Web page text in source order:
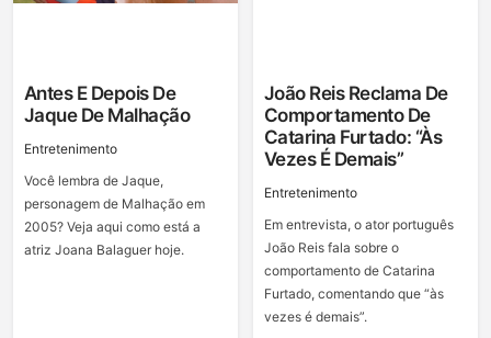
Antes E Depois De
Jaque De Malhação
Entretenimento
Você lembra de Jaque,
personagem de Malhação em
2005? Veja aqui como está a
atriz Joana Balaguer hoje.
João Reis Reclama De
Comportamento De
Catarina Furtado: “Às
Vezes É Demais”
Entretenimento
Em entrevista, o ator português
João Reis fala sobre o
comportamento de Catarina
Furtado, comentando que “às
vezes é demais”.